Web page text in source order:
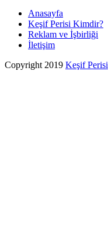
Anasayfa
Keşif Perisi Kimdir?
Reklam ve İşbirliği
İletişim
Copyright 2019 Keşif Perisi